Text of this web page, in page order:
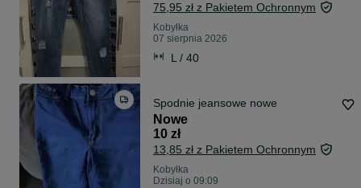
75,95 zł z Pakietem Ochronnym
Kobyłka
07 sierpnia 2026
L / 40
Spodnie jeansowe nowe
Nowe
10 zł
13,85 zł z Pakietem Ochronnym
Kobyłka
Dzisiaj o 09:09